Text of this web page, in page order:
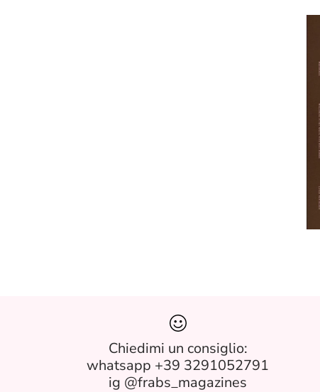
Chiedimi un consiglio:
whatsapp +39 3291052791
ig @frabs_magazines